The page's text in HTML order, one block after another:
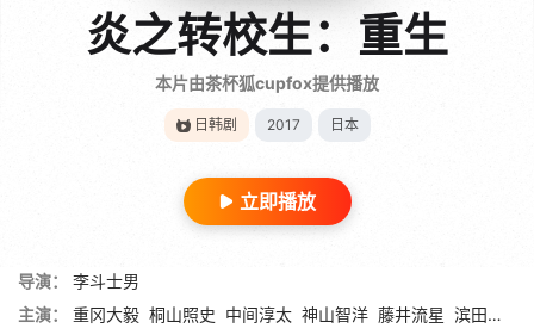
炎之转校生：重生
本片由茶杯狐cupfox提供播放
日韩剧 2017 日本
立即播放
导演：
李斗士男
主演：
重冈大毅 桐山照史 中间淳太 神山智洋 藤井流星 滨田崇裕